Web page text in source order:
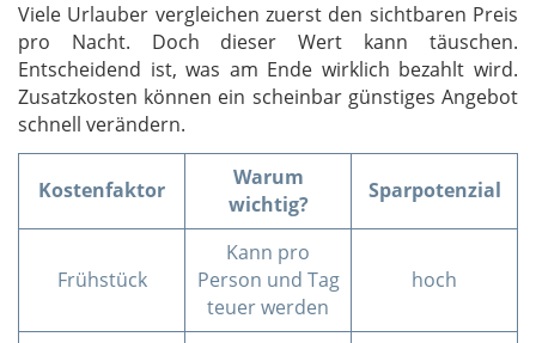
Viele Urlauber vergleichen zuerst den sichtbaren Preis
pro Nacht. Doch dieser Wert kann täuschen.
Entscheidend ist, was am Ende wirklich bezahlt wird.
Zusatzkosten können ein scheinbar günstiges Angebot
schnell verändern.
Kostenfaktor
Warum
wichtig?
Sparpotenzial
Frühstück
Kann pro
Person und Tag
teuer werden
hoch